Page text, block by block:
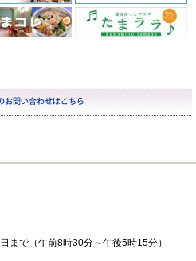
まで（午前8時30分～午後5時15分）